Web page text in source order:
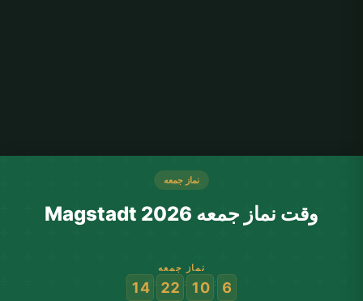
نماز جمعه
وقت نماز جمعه Magstadt 2026
نماز جمعه
6
:
10
:
22
:
14